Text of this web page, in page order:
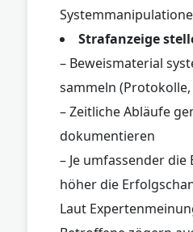
Strafanzeige
– Beweismaterial
sammeln
– Zeitliche Abläufe
dokumentieren
– Je umfassender die
höher die
Laut